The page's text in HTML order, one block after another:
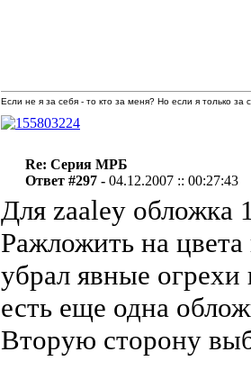
Если не я за себя - то кто за меня? Но если я только
Re: Серия МРБ
Ответ #297 -04.12.2007 :: 00:27:43
Для zaaley обложка
Ражложить на
убрал явные
есть еще одна
Вторую сторону